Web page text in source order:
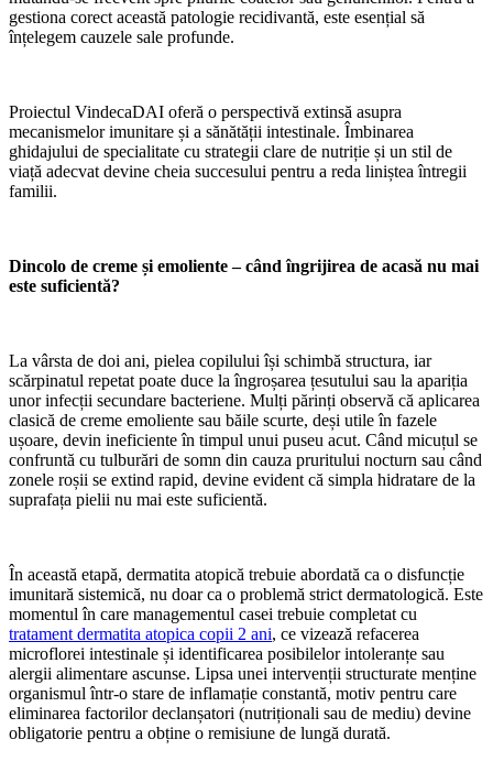
gestiona corect această patologie recidivantă, este esențial să
înțelegem cauzele sale profunde.
Proiectul VindecaDAI oferă o perspectivă extinsă asupra
mecanismelor imunitare și a sănătății intestinale. Îmbinarea
ghidajului de specialitate cu strategii clare de nutriție și un stil de
viață adecvat devine cheia succesului pentru a reda liniștea întregii
familii.
Dincolo de creme și emoliente – când îngrijirea de acasă nu mai
este suficientă?
La vârsta de doi ani, pielea copilului își schimbă structura, iar
scărpinatul repetat poate duce la îngroșarea țesutului sau la apariția
unor infecții secundare bacteriene. Mulți părinți observă că aplicarea
clasică de creme emoliente sau băile scurte, deși utile în fazele
ușoare, devin ineficiente în timpul unui puseu acut. Când micuțul se
confruntă cu tulburări de somn din cauza pruritului nocturn sau când
zonele roșii se extind rapid, devine evident că simpla hidratare de la
suprafața pielii nu mai este suficientă.
În această etapă, dermatita atopică trebuie abordată ca o disfuncție
imunitară sistemică, nu doar ca o problemă strict dermatologică. Este
momentul în care managementul casei trebuie completat cu
tratament dermatita atopica copii 2 ani, ce vizează refacerea
microflorei intestinale și identificarea posibilelor intoleranțe sau
alergii alimentare ascunse. Lipsa unei intervenții structurate menține
organismul într-o stare de inflamație constantă, motiv pentru care
eliminarea factorilor declanșatori (nutriționali sau de mediu) devine
obligatorie pentru a obține o remisiune de lungă durată.